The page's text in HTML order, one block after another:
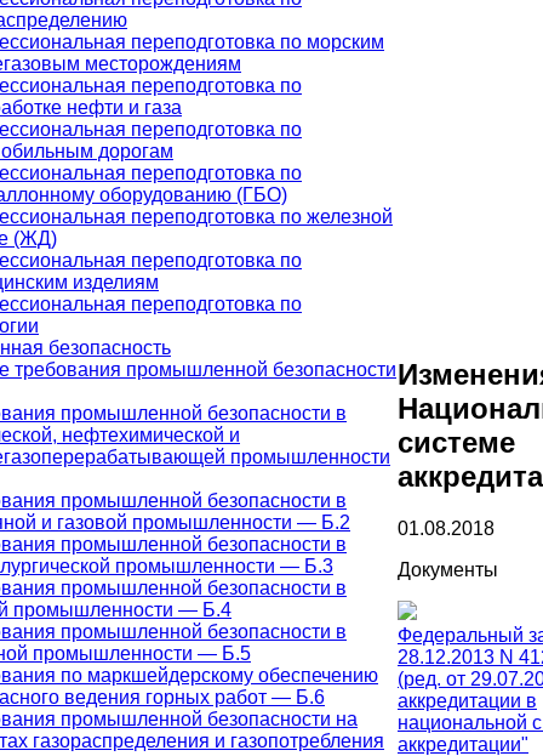
переподготовка по морским
месторождениям
переподготовка по
нефти и газа
переподготовка по
дорогам
переподготовка по
оборудованию (ГБО)
переподготовка по железной
(ЖД)
переподготовка по
изделиям
переподготовка по
безопасность
требования промышленной безопасности
промышленной безопасности в
нефтехимической и
промышленности
промышленной безопасности в
и газовой промышленности — Б.2
промышленной безопасности в
промышленности — Б.3
промышленной безопасности в
промышленности — Б.4
промышленной безопасности в
промышленности — Б.5
по маркшейдерскому обеспечению
ведения горных работ — Б.6
промышленной безопасности на
газораспределения и газопотребления
системе
01.08.2018
Документы
Федеральный
28.12.2013 N
(ред. от
аккредитации в
национальной
аккредитации"